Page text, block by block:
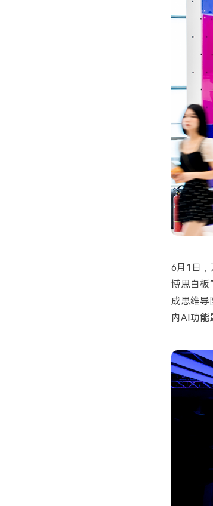
6月 1 日
博思白板”
成思维导
内AI功能